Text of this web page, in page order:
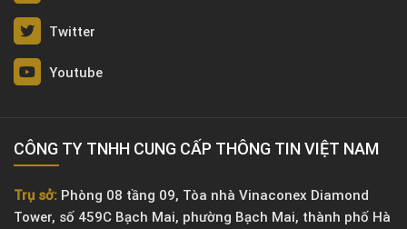
Twitter
Youtube
CÔNG TY TNHH CUNG CẤP THÔNG TIN VIỆT NAM
Trụ sở: Phòng 08 tầng 09, Tòa nhà Vinaconex Diamond
Tower, số 459C Bạch Mai, phường Bạch Mai, thành phố Hà